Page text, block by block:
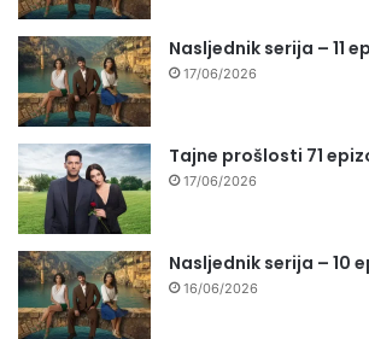
Nasljednik serija – 11
17/06/2026
Tajne prošlosti 71
17/06/2026
Nasljednik serija – 10
16/06/2026